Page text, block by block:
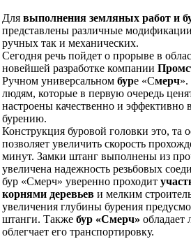
Для выполнения земляных работ и
представлены различные
ручных так и механических.
Сегодня речь пойдет о прорыве в
новейшей разработке компании
Ручном универсальном буре «Смерч».
людям, которые в первую очередь
настроены качественно и эффективно
бурению.
Конструкция буровой головки это, та
позволяет увеличить скорость
минут. Замки штанг выполнены из
увеличена надежность резьбовых
бур «Смерч» уверенно проходит
корнями деревьев и мелким
увеличения глубины бурения
штанги. Также бур «Смерч» обладает
облегчает его транспортировку.